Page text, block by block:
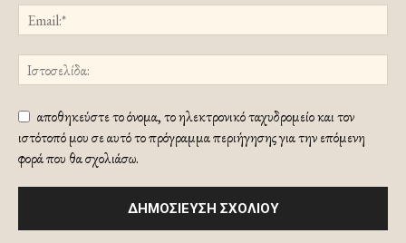
αποθηκεύστε το όνομα, το ηλεκτρονικό ταχυδρομείο και τον
ιστότοπό μου σε αυτό το πρόγραμμα περιήγησης για την επόμενη
φορά που θα σχολιάσω.